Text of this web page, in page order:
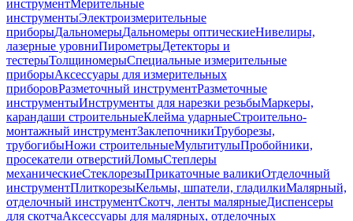
инструментМерительные
инструментыЭлектроизмерительные
приборыДальномерыДальномеры оптическиеНивелиры,
лазерные уровниПирометрыДетекторы и
тестерыТолщиномерыСпециальные измерительные
приборыАксессуары для измерительных
приборовРазметочный инструментРазметочные
инструментыИнструменты для нарезки резьбыМаркеры,
карандаши строительныеКлейма ударныеСтроительно-
монтажный инструментЗаклепочникиТруборезы,
трубогибыНожи строительныеМультитулыПробойники,
просекатели отверстийЛомыСтеплеры
механическиеСтеклорезыПрикаточные валикиОтделочный
инструментПлиткорезыКельмы, шпатели, гладилкиМалярный,
отделочный инструментСкотч, ленты малярныеДиспенсеры
для скотчаАксессуары для малярных, отделочных